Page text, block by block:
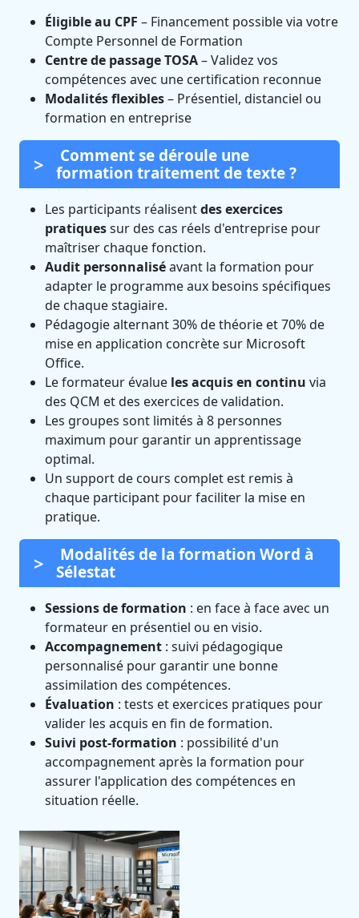
Éligible au CPF – Financement possible via votre
Compte Personnel de Formation
Centre de passage TOSA– Validez vos
compétences avec une certification reconnue
Modalités flexibles– Présentiel, distanciel ou
formation en entreprise
Comment se déroule une
formation traitement de texte ?
Les participants réalisentdes exercices
pratiquessur des cas réels d'entreprise pour
maîtriser chaque fonction.
Audit personnaliséavant la formation pour
adapter le programme aux besoins spécifiques
de chaque stagiaire.
Pédagogie alternant 30% de théorie et 70% de
mise en application concrète sur Microsoft
Office.
Le formateur évalue les acquis en continu via
des QCM et des exercices de validation.
Les groupes sont limités à 8 personnes
maximum pour garantir un apprentissage
optimal.
Un support de cours complet est remis à
chaque participant pour faciliter la mise en
pratique.
Modalités de la formation Word à
Sélestat
Sessions de formation : en face à face avec un
formateur en présentiel ou en visio.
Accompagnement : suivi pédagogique
personnalisé pour garantir une bonne
assimilation des compétences.
Évaluation : tests et exercices pratiques pour
valider les acquis en fin de formation.
Suivi post-formation : possibilité d'un
accompagnement après la formation pour
assurer l'application des compétences en
situation réelle.